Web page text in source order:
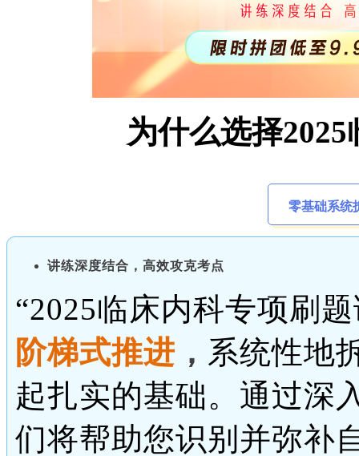
为什么选择
零基础系统
讲练深度结合，高效攻克考点
“2025临床内科专项刷
阶梯式推进 ， 系统性地
起扎实的基础。通过深
们将帮助您识别并弥补